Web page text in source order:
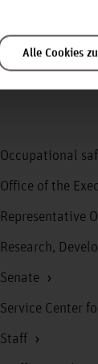
Alle Cookies
Occupational
Office of the
Representative
Research,
Senate
Service Center
Staff